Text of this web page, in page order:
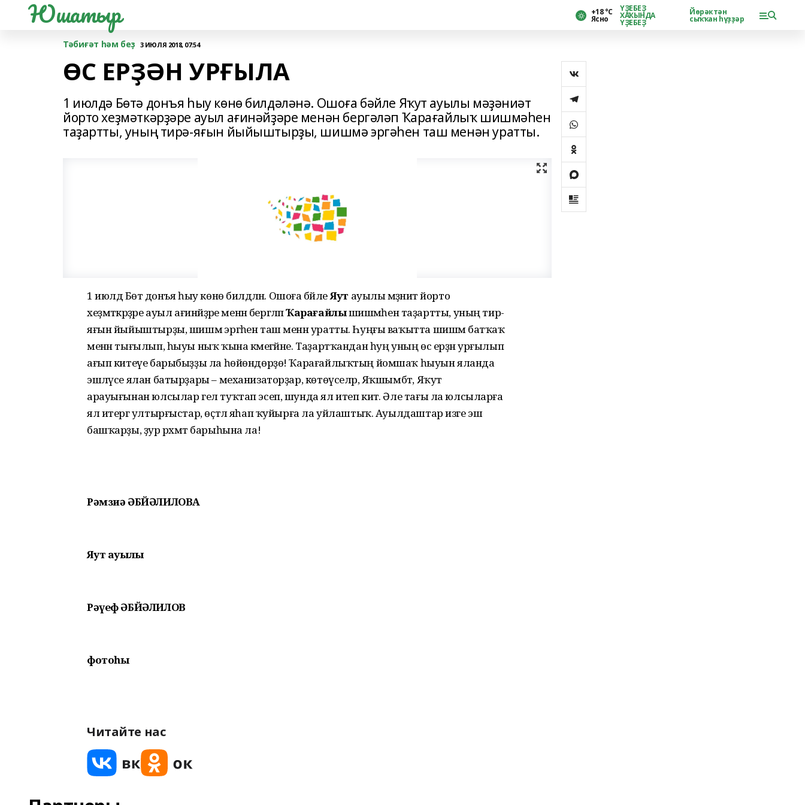
Юшатыр +18 °С
Ясно
ҮҘЕБЕҘ
ХАҠЫНДА
ҮҘЕБЕҘ
Йөрәктән
сыҡҡан һүҙҙәр
Тәбиғәт һәм беҙ 3 ИЮЛЯ 2018, 07:54
ӨС ЕРҘӘН УРҒЫЛА
1 июлдә Бөтә донъя һыу көнө билдәләнә. Ошоға бәйле Яҡут ауылы мәҙәниәт
йорто хеҙмәткәрҙәре ауыл ағинәйҙәре менән бергәләп Ҡарағайлыҡ шишмәһен
таҙартты, уның тирә-яғын йыйыштырҙы, шишмә эргәһен таш менән уратты.
1 июлдә Бөтә донъя һыу көнө билдәләнә. Ошоға бәйлеЯҡут ауылы мәҙәниәт йорто
хеҙмәткәрҙәре ауыл ағинәйҙәре менән бергәләпҠарағайлыҡшишмәһен таҙартты, уның тирә-
яғын йыйыштырҙы, шишмә эргәһен таш менән уратты. Һуңғы ваҡытта шишмә батҡаҡ
менән тығылып, һыуы ныҡ ҡына кәмегәйне. Таҙартҡандан һуң уның өс ерҙән урғылып
ағып китеүе барыбыҙҙы ла һөйөндөрҙө! Ҡарағайлыҡтың йомшаҡ һыуын яланда
эшләүсе ялан батырҙары – механизаторҙар, көтөүселәр, Яҡшымбәт, Яҡут
арауығынан юлсылар гел туҡтап эсеп, шунда ял итеп китә. Әле тағы ла юлсыларға
ял итергә ултырғыстар, өҫтәл яһап ҡуйырға ла уйлаштыҡ. Ауылдаштар изге эш
башҡарҙы, ҙур рәхмәт барыһына ла!
Рәмзиә ӘБЙӘЛИЛОВА
Яҡут ауылы
Рәүеф ӘБЙӘЛИЛОВ
фотоһы
Читайте нас